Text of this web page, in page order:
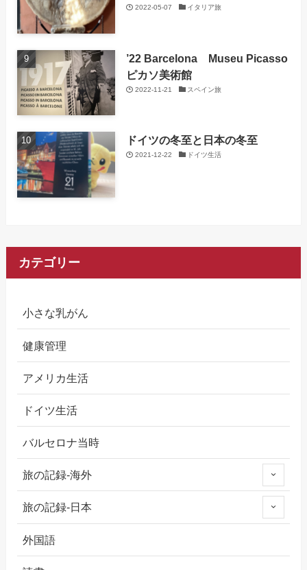
2022-05-07 イタリア旅
’22 Barcelona Museu Picasso
ピカソ美術館
2022-11-21 スペイン旅
ドイツの冬至と日本の冬至
2021-12-22 ドイツ生活
カテゴリー
小さな乳がん
健康管理
アメリカ生活
ドイツ生活
バルセロナ当時
旅の記録-海外
旅の記録-日本
外国語